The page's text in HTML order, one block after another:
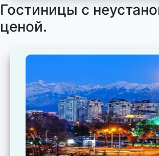
Гостиницы с
ценой.